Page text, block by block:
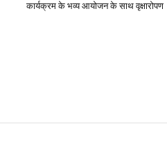
कार्यक्रम के भव्य आयोजन के साथ वृक्षारोपण